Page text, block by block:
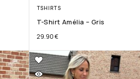
TSHIRTS
T-Shirt Amélia – Gris
29.90€